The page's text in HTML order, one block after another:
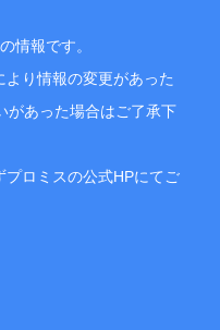
情報です。
り情報の変更があった
があった場合はご了承下
ロミスの公式HPにてご